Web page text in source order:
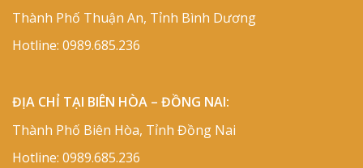
Thành Phố Thuận An, Tỉnh Bình Dương
Hotline: 0989.685.236
ĐỊA CHỈ TẠI BIÊN HÒA – ĐỒNG NAI:
Thành Phố Biên Hòa, Tỉnh Đồng Nai
Hotline: 0989.685.236